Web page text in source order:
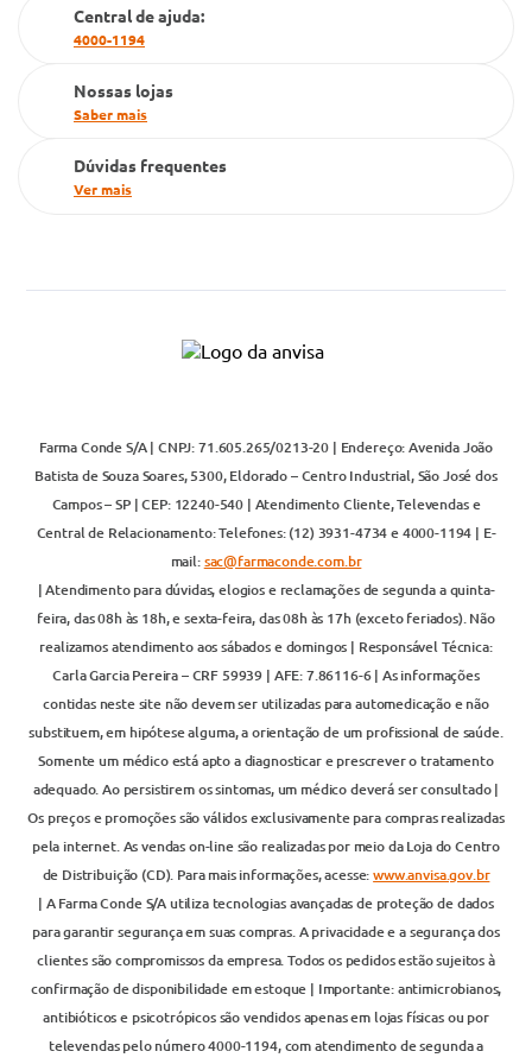
Cartão Grupo Conde
Televendas
Central de ajuda:
4000-1194
Nossas lojas
Saber mais
Dúvidas frequentes
Ver mais
Farma Conde S/A | CNPJ: 71.605.265/0213-20 | Endereço: Avenida João
Batista de Souza Soares, 5300, Eldorado – Centro Industrial, São José dos
Campos – SP | CEP: 12240-540 | Atendimento Cliente, Televendas e
Central de Relacionamento: Telefones: (12) 3931-4734 e 4000-1194 | E-
mail:sac@farmaconde.com.br
| Atendimento para dúvidas, elogios e reclamações de segunda a quinta-
feira, das 08h às 18h, e sexta-feira, das 08h às 17h (exceto feriados). Não
realizamos atendimento aos sábados e domingos | Responsável Técnica:
Carla Garcia Pereira – CRF 59939 | AFE: 7.86116-6 | As informações
contidas neste site não devem ser utilizadas para automedicação e não
substituem, em hipótese alguma, a orientação de um profissional de saúde.
Somente um médico está apto a diagnosticar e prescrever o tratamento
adequado. Ao persistirem os sintomas, um médico deverá ser consultado |
Os preços e promoções são válidos exclusivamente para compras realizadas
pela internet. As vendas on-line são realizadas por meio da Loja do Centro
de Distribuição (CD). Para mais informações, acesse:www.anvisa.gov.br
| A Farma Conde S/A utiliza tecnologias avançadas de proteção de dados
para garantir segurança em suas compras. A privacidade e a segurança dos
clientes são compromissos da empresa. Todos os pedidos estão sujeitos à
confirmação de disponibilidade em estoque | Importante: antimicrobianos,
antibióticos e psicotrópicos são vendidos apenas em lojas físicas ou por
televendas pelo número 4000-1194, com atendimento de segunda a